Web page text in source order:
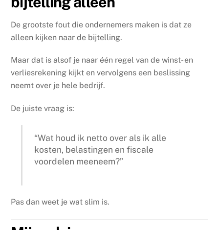
De grootste fout die ondernemers maken is dat ze
alleen kijken naar de bijtelling.
Maar dat is alsof je naar één regel van de winst- en
verliesrekening kijkt en vervolgens een beslissing
neemt over je hele bedrijf.
De juiste vraag is:
“Wat houd ik netto over als ik alle
kosten, belastingen en fiscale
voordelen meeneem?”
Pas dan weet je wat slim is.